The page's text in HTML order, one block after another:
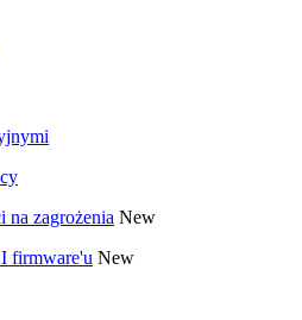
na zagrożenia New
firmware'u New